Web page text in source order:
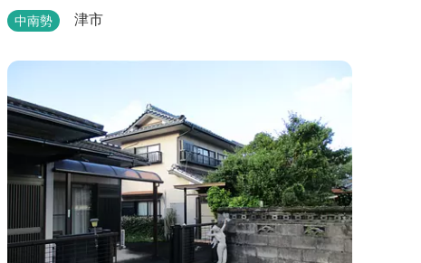
ださい。
中南勢 津市